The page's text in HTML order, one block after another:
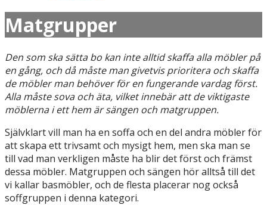
Matgrupper
Den som ska sätta bo kan inte alltid skaffa alla möbler på
en gång, och då måste man givetvis prioritera och skaffa
de möbler man behöver för en fungerande vardag först.
Alla måste sova och äta, vilket innebär att de viktigaste
möblerna i ett hem är sängen och matgruppen.
Självklart vill man ha en soffa och en del andra möbler för
att skapa ett trivsamt och mysigt hem, men ska man se
till vad man verkligen måste ha blir det först och främst
dessa möbler. Matgruppen och sängen hör alltså till det
vi kallar basmöbler, och de flesta placerar nog också
soffgruppen i denna kategori.